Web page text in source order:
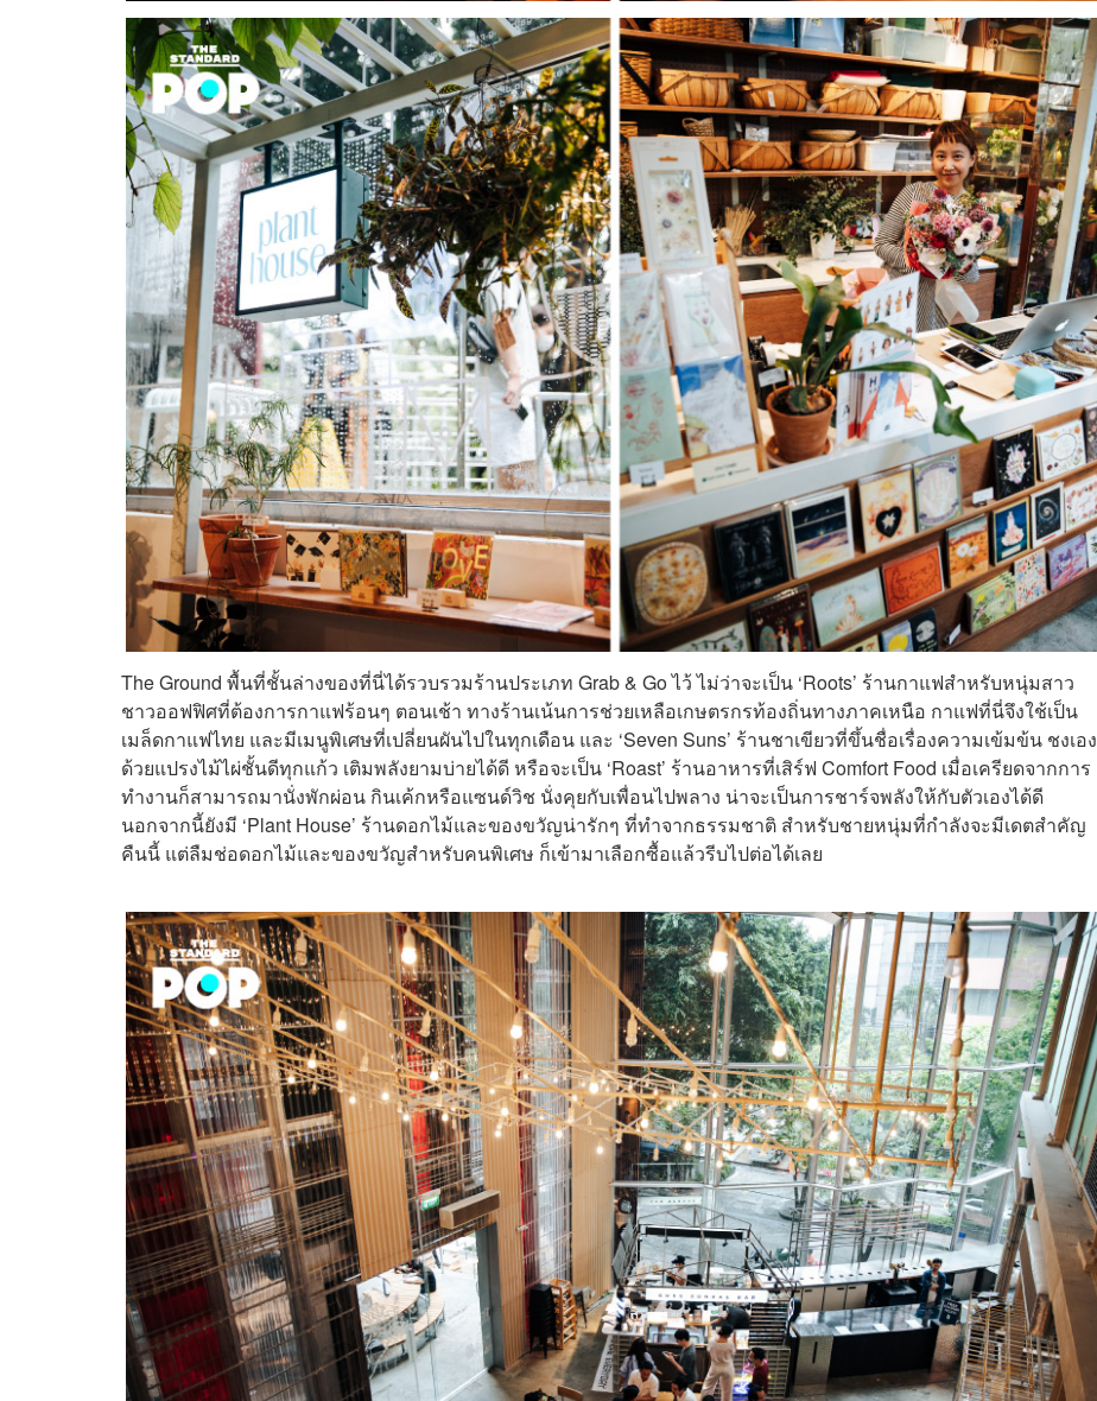
The Ground พื้นที่ชั้นล่างของที่นี่ได้รวบรวมร้านประเภท Grab & Go ไว้ ไม่ว่าจะเป็น ‘Roots’ ร้านกาแฟสำหรับหนุ่มสาว
ชาวออฟฟิศที่ต้องการกาแฟร้อนๆ ตอนเช้า ทางร้านเน้นการช่วยเหลือเกษตรกรท้องถิ่นทางภาคเหนือ กาแฟที่นี่จึงใช้เป็น
เมล็ดกาแฟไทย และมีเมนูพิเศษที่เปลี่ยนผันไปในทุกเดือน และ ‘Seven Suns’ ร้านชาเขียวที่ขึ้นชื่อเรื่องความเข้มข้น ชงเอง
ด้วยแปรงไม้ไผ่ชั้นดีทุกแก้ว เติมพลังยามบ่ายได้ดี หรือจะเป็น ‘Roast’ ร้านอาหารที่เสิร์ฟ Comfort Food เมื่อเครียดจากการ
ทำงานก็สามารถมานั่งพักผ่อน กินเค้กหรือแซนด์วิช นั่งคุยกับเพื่อนไปพลาง น่าจะเป็นการชาร์จพลังให้กับตัวเองได้ดี
นอกจากนี้ยังมี ‘Plant House’ ร้านดอกไม้และของขวัญน่ารักๆ ที่ทำจากธรรมชาติ สำหรับชายหนุ่มที่กำลังจะมีเดตสำคัญ
คืนนี้ แต่ลืมช่อดอกไม้และของขวัญสำหรับคนพิเศษ ก็เข้ามาเลือกซื้อแล้วรีบไปต่อได้เลย